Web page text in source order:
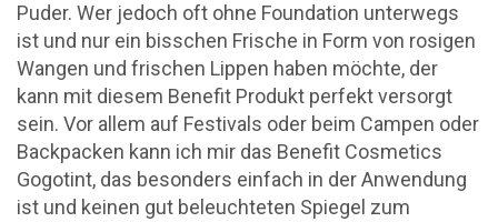
Puder. Wer jedoch oft ohne Foundation unterwegs
ist und nur ein bisschen Frische in Form von rosigen
Wangen und frischen Lippen haben möchte, der
kann mit diesem Benefit Produkt perfekt versorgt
sein. Vor allem auf Festivals oder beim Campen oder
Backpacken kann ich mir das Benefit Cosmetics
Gogotint, das besonders einfach in der Anwendung
ist und keinen gut beleuchteten Spiegel zum